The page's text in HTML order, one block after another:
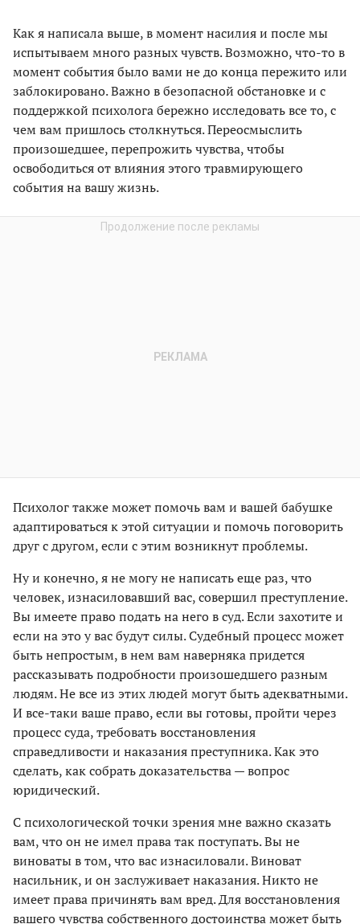
Как я написала выше, в момент насилия и после мы
испытываем много разных чувств. Возможно, что-то в
момент события было вами не до конца пережито или
заблокировано. Важно в безопасной обстановке и с
поддержкой психолога бережно исследовать все то, с
чем вам пришлось столкнуться. Переосмыслить
произошедшее, перепрожить чувства, чтобы
освободиться от влияния этого травмирующего
события на вашу жизнь.
Психолог также может помочь вам и вашей бабушке
адаптироваться к этой ситуации и помочь поговорить
друг с другом, если с этим возникнут проблемы.
Ну и конечно, я не могу не написать еще раз, что
человек, изнасиловавший вас, совершил преступление.
Вы имеете право подать на него в суд. Если захотите и
если на это у вас будут силы. Судебный процесс может
быть непростым, в нем вам наверняка придется
рассказывать подробности произошедшего разным
людям. Не все из этих людей могут быть адекватными.
И все-таки ваше право, если вы готовы, пройти через
процесс суда, требовать восстановления
справедливости и наказания преступника. Как это
сделать, как собрать доказательства — вопрос
юридический.
С психологической точки зрения мне важно сказать
вам, что он не имел права так поступать. Вы не
виноваты в том, что вас изнасиловали. Виноват
насильник, и он заслуживает наказания. Никто не
имеет права причинять вам вред. Для восстановления
вашего чувства собственного достоинства может быть